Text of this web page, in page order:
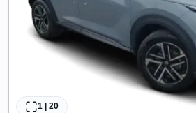
1 20